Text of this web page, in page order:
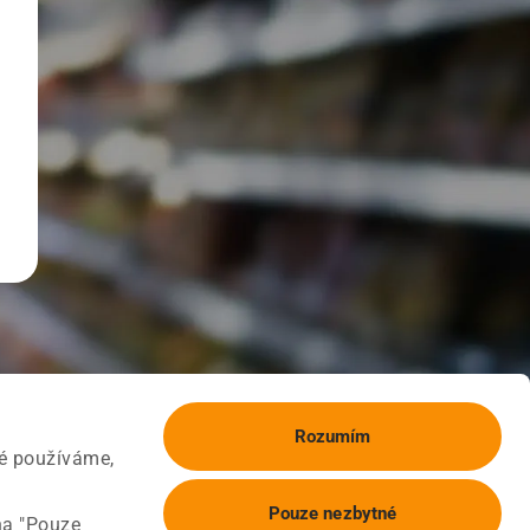
používáme,
"Pouze
Rozumím
Pouze nezbytné